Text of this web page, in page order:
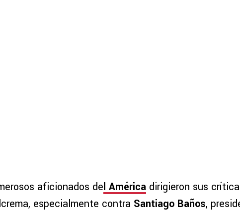
aficionados del América dirigieron sus
especialmente contra Santiago Baños,